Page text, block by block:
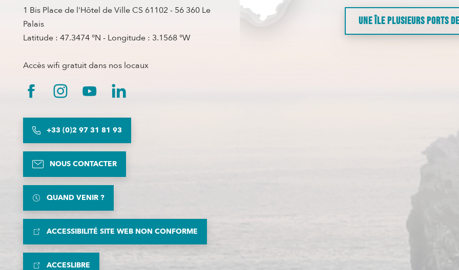
1 Bis Place de l'Hôtel de Ville CS 61102 - 56 360 Le
Palais
Latitude : 47.3474 °N - Longitude : 3.1568 °W
Accès wifi gratuit dans nos locaux
+33 (0)2 97 31 81 93
NOUS CONTACTER
QUAND VENIR ?
ACCESSIBILITÉ SITE WEB NON CONFORME
ACCESLIBRE
UNE ÎLE PLUSIEURS PORTS